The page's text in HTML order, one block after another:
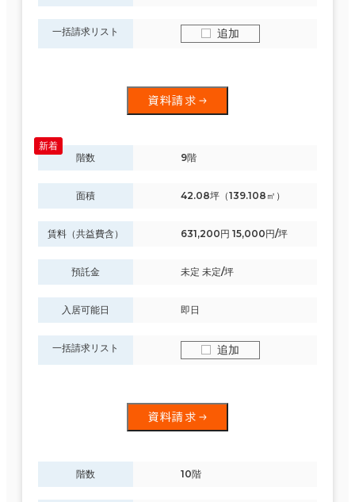
一括請求リスト 追加
資料請求
階数 9階
面積 42.08坪（139.108㎡）
賃料（共益費含） 631,200円 15,000円/坪
預託金 未定 未定/坪
入居可能日 即日
一括請求リスト 追加
資料請求
階数 10階